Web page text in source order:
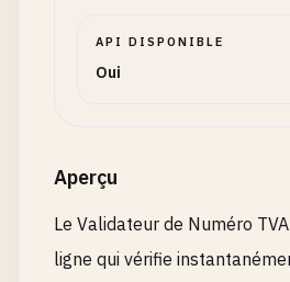
API DISPONIBLE
Oui
Aperçu
Le Validateur de Numéro
ligne qui vérifie